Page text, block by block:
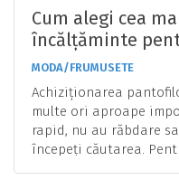
Cum alegi cea
încălțăminte
MODA/FRUMUSETE
Achiziționarea
multe ori aproape
rapid, nu au răbdare
începeți căutarea.